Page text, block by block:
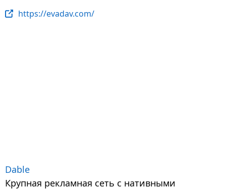
https://evadav.com/
Dable
Крупная рекламная сеть с нативными